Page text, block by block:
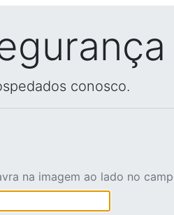
conosco.
na imagem ao lado no